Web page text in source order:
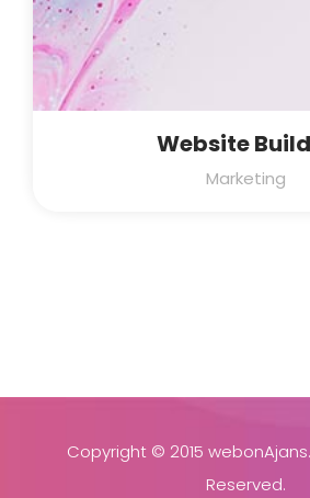
Website
Marketing
Copyright © 2015
Reserved.